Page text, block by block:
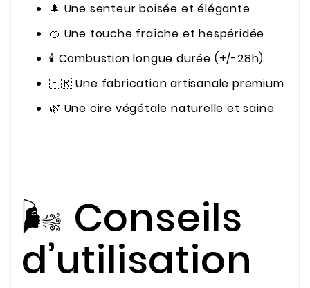
🌲 Une senteur boisée et élégante
🍊 Une touche fraîche et hespéridée
🕯️ Combustion longue durée (+/-28h)
🇫🇷 Une fabrication artisanale premium
🌿 Une cire végétale naturelle et saine
🌬️ Conseils
d’utilisation